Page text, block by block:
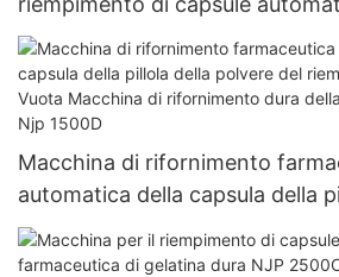
farmaceutica completamente
1200C
Macchina di rifornimento
automatica della capsula della
del riempitore della capsula
rifornimento dura della capsula